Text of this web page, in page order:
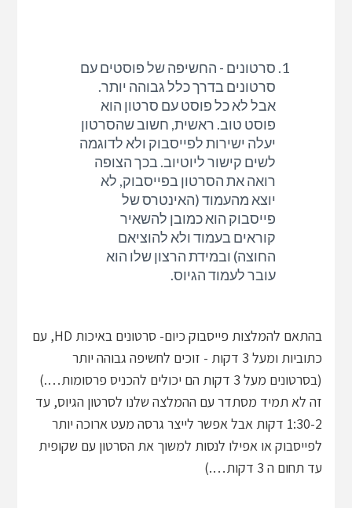
סרטונים - החשיפה של פוסטים עם
סרטונים בדרך כלל גבוהה יותר.
אבל לא כל פוסט עם סרטון הוא
פוסט טוב. ראשית, חשוב שהסרטון
יעלה ישירות לפייסבוק ולא לדוגמה
לשים קישור ליוטיוב. בכך הצופה
רואה את הסרטון בפייסבוק, לא
יוצא מהעמוד (האינטרס של
פייסבוק הוא כמובן להשאיר
קוראים בעמוד ולא להוציאם
החוצה) ובמידת הרצון שלו הוא
עובר לעמוד הגיוס.
בהתאם להמלצות פייסבוק כיום- סרטונים באיכות HD, עם
כתוביות ומעל 3 דקות - זוכים לחשיפה גבוהה יותר
(בסרטונים מעל 3 דקות הם יכולים להכניס פרסומות….)
זה לא תמיד מסתדר עם ההמלצה שלנו לסרטון הגיוס, עד
1:30-2 דקות אבל אפשר לייצר גרסה מעט ארוכה יותר
לפייסבוק או אפילו לנסות למשוך את הסרטון עם שקופית
עד תחום ה 3 דקות….)